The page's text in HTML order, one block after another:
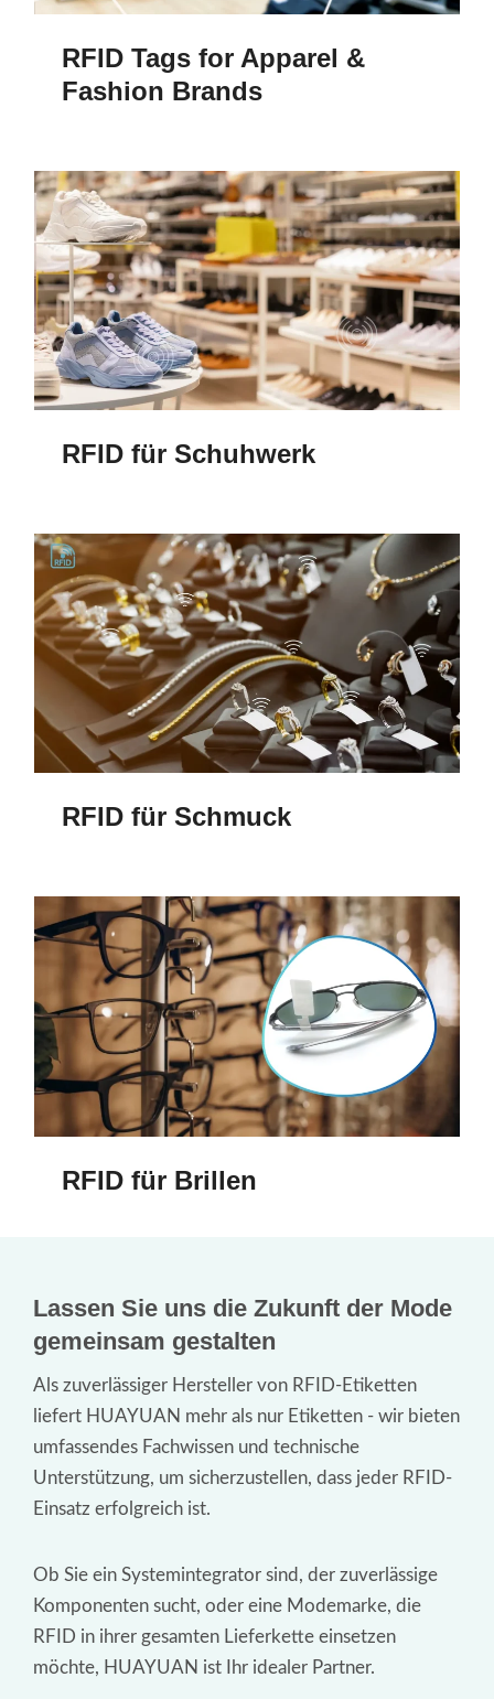
RFID Tags for Apparel &
Fashion Brands
RFID für Schuhwerk
RFID für Schmuck
RFID für Brillen
Lassen Sie uns die Zukunft der Mode
gemeinsam gestalten
Als zuverlässiger Hersteller von RFID-Etiketten
liefert HUAYUAN mehr als nur Etiketten - wir bieten
umfassendes Fachwissen und technische
Unterstützung, um sicherzustellen, dass jeder RFID-
Einsatz erfolgreich ist.
Ob Sie ein Systemintegrator sind, der zuverlässige
Komponenten sucht, oder eine Modemarke, die
RFID in ihrer gesamten Lieferkette einsetzen
möchte, HUAYUAN ist Ihr idealer Partner.